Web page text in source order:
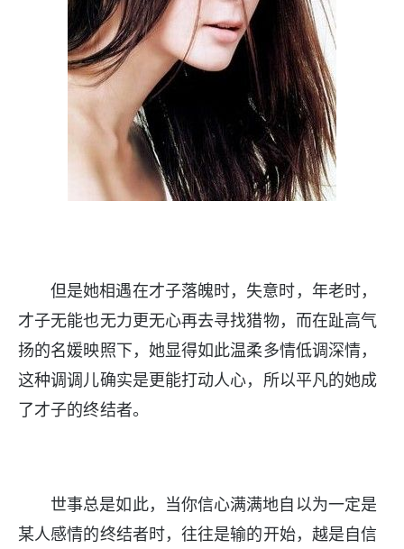
但是她相遇在才子落魄时，失意时，年老时，
才子无能也无力更无心再去寻找猎物，而在趾高气
扬的名媛映照下，她显得如此温柔多情低调深情，
这种调调儿确实是更能打动人心，所以平凡的她成
了才子的终结者。
世事总是如此，当你信心满满地自以为一定是
某人感情的终结者时，往往是输的开始，越是自信